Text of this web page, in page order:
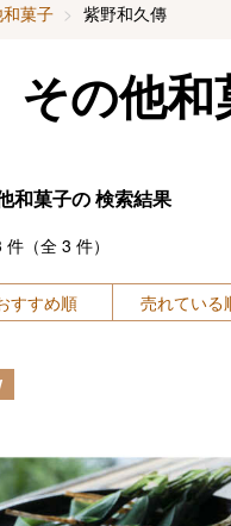
菓子 紫野和久傳
その他和
和菓子の検索結果
件（全 3 件）
すすめ順 売れている